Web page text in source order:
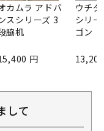
カムラ アドバ
スシリーズ 3
脇机
円
ウチ
シリ
ゴン
して